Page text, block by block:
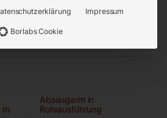
m
Absaugarm in
Rohrausführung
Impressum
Borlabs Cookie